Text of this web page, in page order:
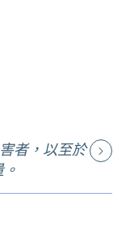
者，以至於
，一直燒